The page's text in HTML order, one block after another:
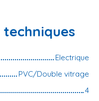
techniques
Electrique
PVC/Double vitrage
4